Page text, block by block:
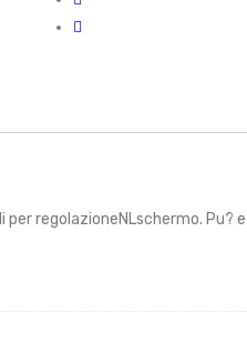
regolazioneNLschermo. Pu?